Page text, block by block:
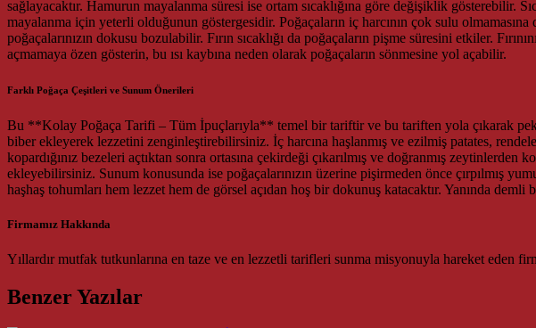
sağlayacaktır. Hamurun mayalanma süresi ise ortam sıcaklığına göre değişiklik gösterebilir.
mayalanma için yeterli olduğunun göstergesidir. Poğaçaların iç harcının çok sulu
poğaçalarınızın dokusu bozulabilir. Fırın sıcaklığı da poğaçaların pişme süresini etkiler.
açmamaya özen gösterin, bu ısı kaybına neden olarak poğaçaların sönmesine yol açabilir.
Farklı Poğaça Çeşitleri ve Sunum Önerileri
Bu **Kolay Poğaça Tarifi – Tüm İpuçlarıyla** temel bir tariftir ve bu tariften yola çıkarak
biber ekleyerek lezzetini zenginleştirebilirsiniz. İç harcına haşlanmış ve ezilmiş patates,
kopardığınız bezeleri açtıktan sonra ortasına çekirdeği çıkarılmış ve doğranmış
ekleyebilirsiniz. Sunum konusunda ise poğaçalarınızın üzerine pişirmeden önce çırpılmış
haşhaş tohumları hem lezzet hem de görsel açıdan hoş bir dokunuş katacaktır. Yanında
Firmamız Hakkında
Yıllardır mutfak tutkunlarına en taze ve en lezzetli tarifleri sunma misyonuyla hareket eden
Benzer Yazılar